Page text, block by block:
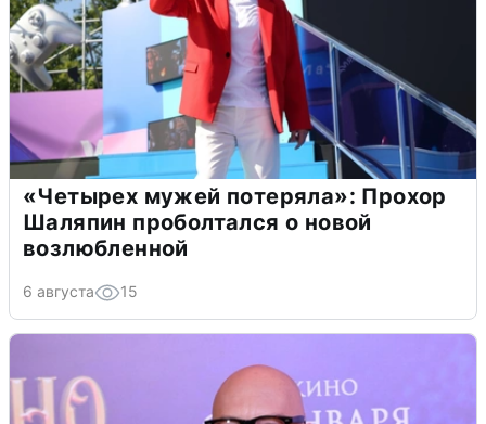
«Четырех мужей потеряла»: Прохор
Шаляпин проболтался о новой
возлюбленной
6 августа 15